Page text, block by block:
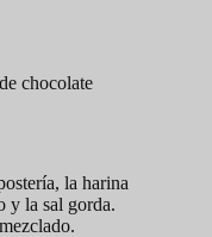
chocolate
la harina
y la sal gorda.